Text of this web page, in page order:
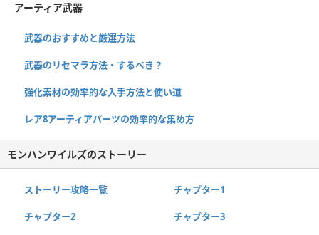
アーティア武器
武器のおすすめと厳選方法
武器のリセマラ方法・するべき？
強化素材の効率的な入手方法と使い道
レア8アーティアパーツの効率的な集め方
モンハンワイルズのストーリー
ストーリー攻略一覧 チャプター1
チャプター2 チャプター3